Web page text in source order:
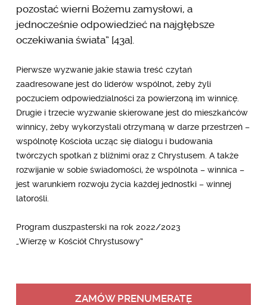
pozostać wierni Bożemu zamysłowi, a
jednocześnie odpowiedzieć na najgłębsze
oczekiwania świata” [43a].
Pierwsze wyzwanie jakie stawia treść czytań
zaadresowane jest do liderów wspólnot, żeby żyli
poczuciem odpowiedzialności za powierzoną im winnicę.
Drugie i trzecie wyzwanie skierowane jest do mieszkańców
winnicy, żeby wykorzystali otrzymaną w darze przestrzeń –
wspólnotę Kościoła ucząc się dialogu i budowania
twórczych spotkań z bliźnimi oraz z Chrystusem. A także
rozwijanie w sobie świadomości, że wspólnota – winnica –
jest warunkiem rozwoju życia każdej jednostki – winnej
latorośli.
Program duszpasterski na rok 2022/2023
„Wierzę w Kościół Chrystusowy”
ZAMÓW PRENUMERATĘ